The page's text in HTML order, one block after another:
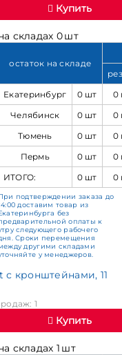
Купить
складах 0 шт
остаток на складе
Екатеринбург
0 шт
0
Челябинск
0 шт
0
Тюмень
0 шт
0
Пермь
0 шт
0
ИТОГО:
0 шт 0
При подтверждении заказа до
доставим товар из
без
оплаты к
следующего рабочего
Сроки перемещения
другими складами
у менеджеров.
с кронштейнами, 11
1
Купить
складах 1 шт